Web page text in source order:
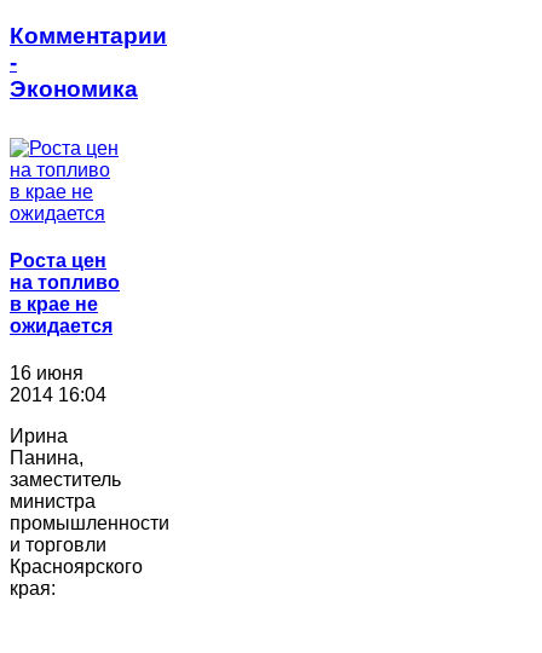
Комментарии
-
Экономика
Роста цен
на топливо
в крае не
ожидается
16 июня
2014 16:04
Ирина
Панина,
заместитель
министра
промышленности
и торговли
Красноярского
края: